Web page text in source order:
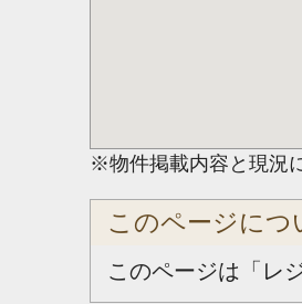
※物件掲載内容と現況
このページにつ
このページは「レ